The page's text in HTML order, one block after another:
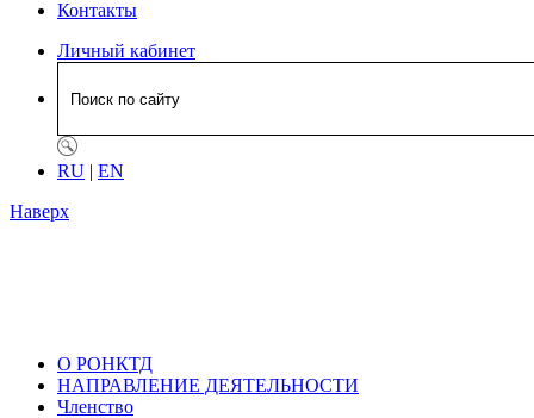
Контакты
Личный кабинет
RU | EN
Наверх
О РОНКТД
НАПРАВЛЕНИЕ ДЕЯТЕЛЬНОСТИ
Членство